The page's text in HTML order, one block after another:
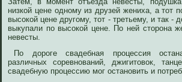
низкой цене одному из друзей жениха, а тот
высокой цене другому, тот - третьему, и так -
выкупали по высокой цене. По ней сторона
невесты.
По дороге свадебная процессия
различных соревнований, джигитовок,
свадебную процессию мог остановить и